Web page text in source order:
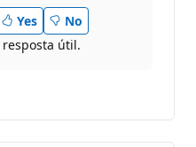
Yes
No
resposta útil.